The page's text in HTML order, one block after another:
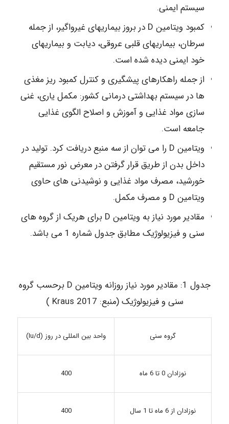
سیستم ایمنی.
کمبود ویتامین D در بروز بیماریهای غیرواگیر، از جمله
سرطان، بیماریهای قلبی عروقی، دیابت و بیماریهای
خود ایمنی دیده شده است.
از جمله راهکارهای پیشگیری و کنترل کمبود ریز مغذی
ها در سیستم بهداشتی درمانی کشور: مکمل یاری، غنی
سازی مواد غذایی و آموزش و اصلاح الگوی غذایی
جامعه است.
ویتامین D را می توان از سه منبع دریافت کرد. تولید در
داخل بدن از طریق قرار گرفتن در معرض نور مستقیم
خورشید، مصرف مواد غذایی و نوشیدنی های حاوی
ویتامین D و مصرف مکمل.
مقادیر مورد نیاز به ویتامین D برای هریک از گروه های
سنی و فیزیولوژیک مطابق جدول شماره 1 می باشد.
جدول 1: مقادیر مورد نیاز روزانه ویتامین D برحسب گروه
سنی و فیزیولوژیک (منبع: 2017 Kraus )
گروه سنی واحد بین المللی در روز (Iu/d)
نوزادان 0 تا 6 ماه 400
نوزادان از 6 ماه تا 1 سال 400